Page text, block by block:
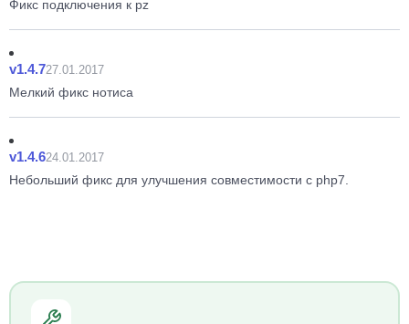
Фикс подключения к pz
v1.4.727.01.2017
Мелкий фикс нотиса
v1.4.624.01.2017
Небольший фикс для улучшения совместимости с php7.